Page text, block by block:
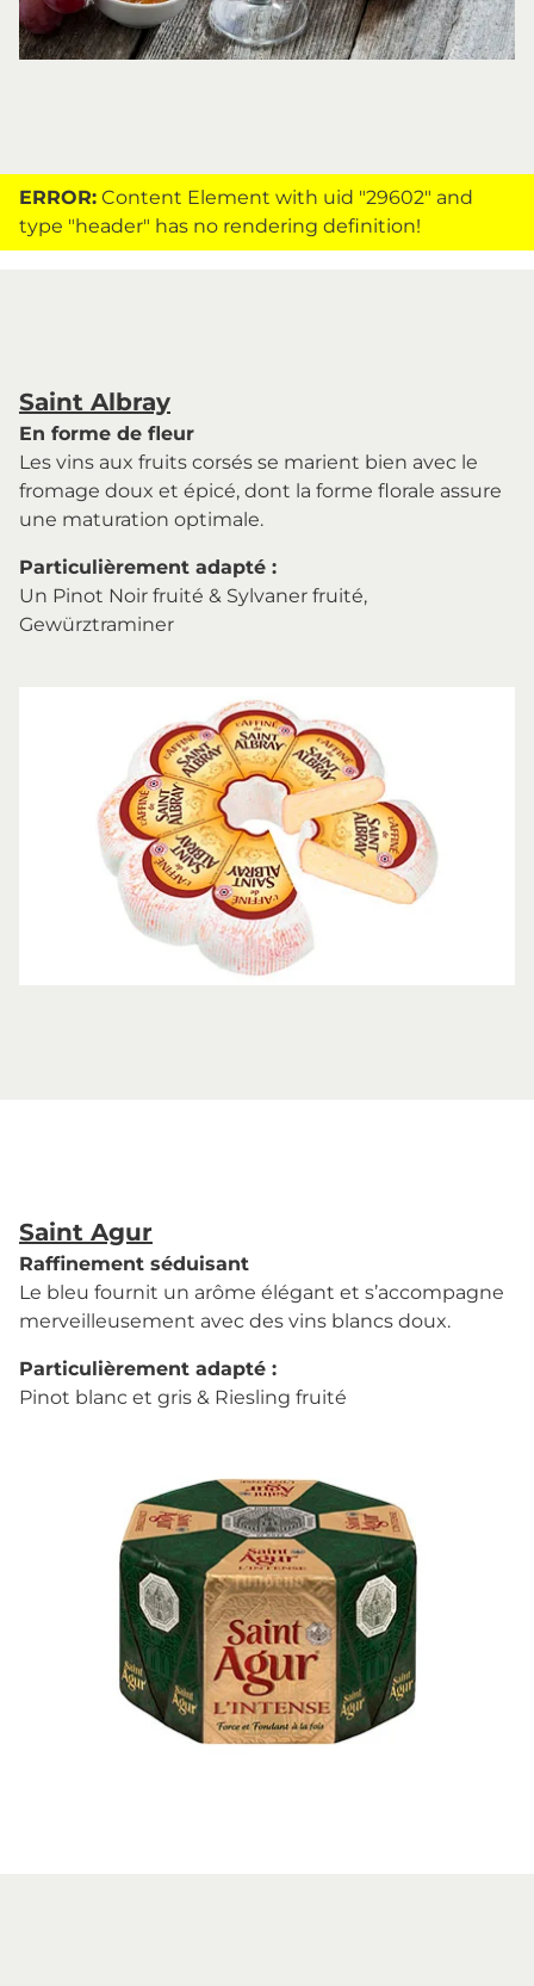
ERROR: Content Element with uid "29602" and
type "header" has no rendering definition!
Saint Albray
En forme de fleur
Les vins aux fruits corsés se marient bien avec le
fromage doux et épicé, dont la forme florale assure
une maturation optimale.
Particulièrement adapté :
Un Pinot Noir fruité & Sylvaner fruité,
Gewürztraminer
Saint Agur
Raffinement séduisant
Le bleu fournit un arôme élégant et s’accompagne
merveilleusement avec des vins blancs doux.
Particulièrement adapté :
Pinot blanc et gris & Riesling fruité